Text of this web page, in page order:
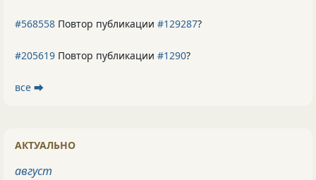
#568558 Повтор публикации #129287?
#205619 Повтор публикации #1290?
все ⮕
АКТУАЛЬНО
август